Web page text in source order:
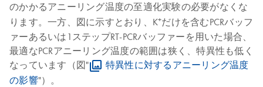
のかかるアニーリング温度の至適化実験の必要がなくな
ります。一方、図に示すとおり、K+だけを含むPCRバッフ
ァーあるいは1ステップRT-PCRバッファーを用いた場合、
最適なPCRアニーリング温度の範囲は狭く、特異性も低く
なっています（図"
特異性に対するアニーリング温度
の影響"）。